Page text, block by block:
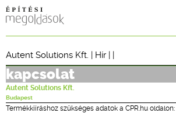
Autent Solutions Kft. | Hír | |
kapcsolat
Autent Solutions Kft.
Budapest
Termékkiíráshoz szükséges adatok a CPR.hu oldalon: